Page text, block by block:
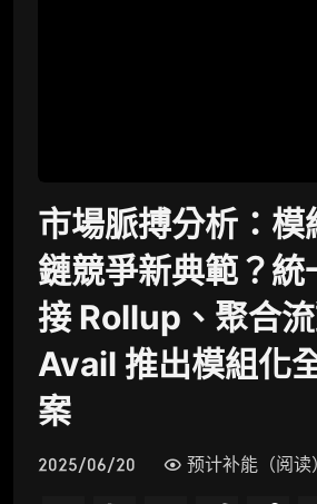
市場脈搏分析：模
鏈競爭新典範？統
接 Rollup、聚合流
Avail 推出模組化
案
2025/06/20 预计补能（阅读